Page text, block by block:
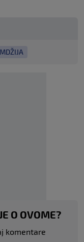
O OVOME?
komentare